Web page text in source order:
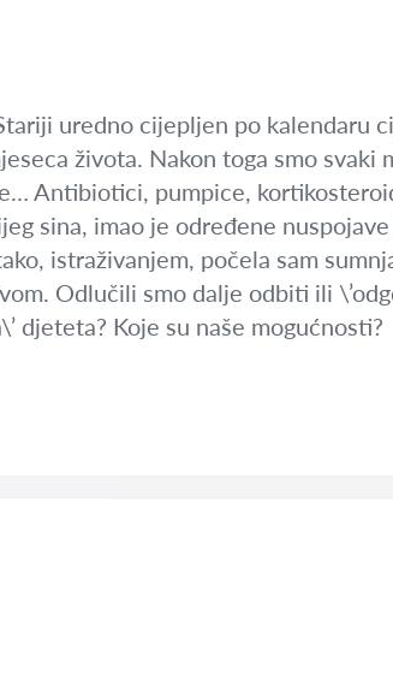
uredno cijepljen po kalendaru
života. Nakon toga smo
Antibiotici, pumpice,
sina, imao je određene
istraživanjem, počela sam
Odlučili smo dalje odbiti ili
djeteta? Koje su naše mogućnosti?